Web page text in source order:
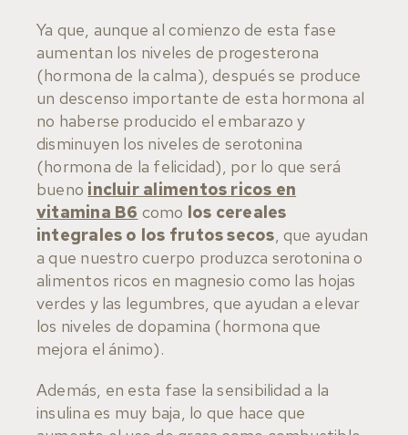
Ya que, aunque al comienzo de esta fase
aumentan los niveles de progesterona
(hormona de la calma), después se produce
un descenso importante de esta hormona al
no haberse producido el embarazo y
disminuyen los niveles de serotonina
(hormona de la felicidad), por lo que será
bueno incluir alimentos ricos en
vitamina B6 como los cereales
integrales o los frutos secos, que ayudan
a que nuestro cuerpo produzca serotonina o
alimentos ricos en magnesio como las hojas
verdes y las legumbres, que ayudan a elevar
los niveles de dopamina (hormona que
mejora el ánimo).
Además, en esta fase la sensibilidad a la
insulina es muy baja, lo que hace que